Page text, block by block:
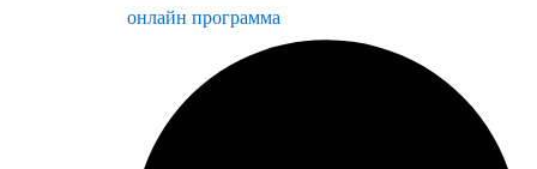
онлайн программа